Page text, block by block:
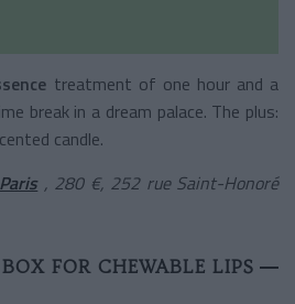
treatment of one hour and a
break in a dream palace. The plus:
candle.
, 280 €, 252 rue Saint-Honoré
FOR CHEWABLE LIPS